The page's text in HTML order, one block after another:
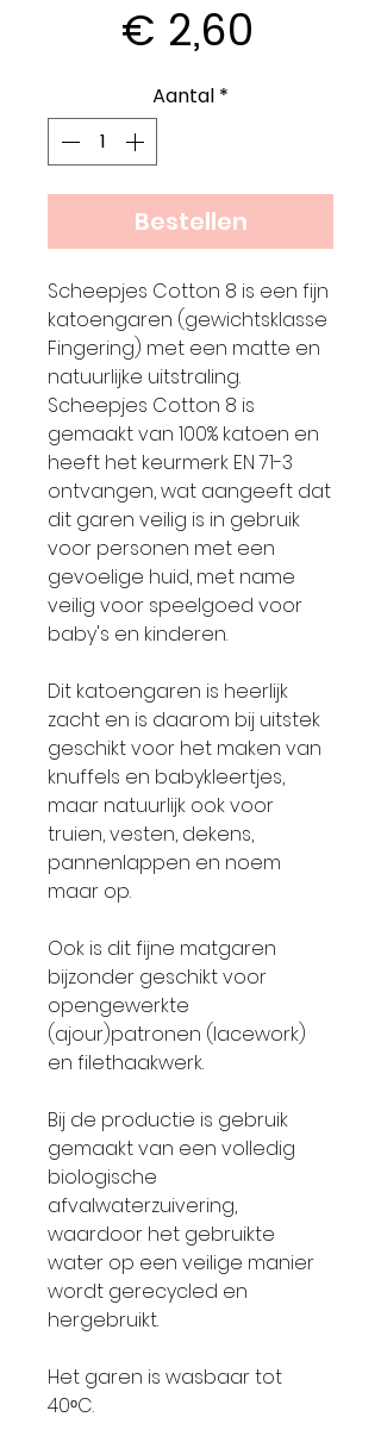
€ 2,60
Aantal *
Bestellen
Scheepjes Cotton 8 is een fijn
katoengaren (gewichtsklasse
Fingering) met een matte en
natuurlijke uitstraling.
Scheepjes Cotton 8 is
gemaakt van 100% katoen en
heeft het keurmerk EN 71-3
ontvangen, wat aangeeft dat
dit garen veilig is in gebruik
voor personen met een
gevoelige huid, met name
veilig voor speelgoed voor
baby's en kinderen.
Dit katoengaren is heerlijk
zacht en is daarom bij uitstek
geschikt voor het maken van
knuffels en babykleertjes,
maar natuurlijk ook voor
truien, vesten, dekens,
pannenlappen en noem
maar op.
Ook is dit fijne matgaren
bijzonder geschikt voor
opengewerkte
(ajour)patronen (lacework)
en filethaakwerk.
Bij de productie is gebruik
gemaakt van een volledig
biologische
afvalwaterzuivering,
waardoor het gebruikte
water op een veilige manier
wordt gerecycled en
hergebruikt.
Het garen is wasbaar tot
40ᵒC.